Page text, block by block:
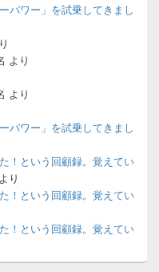
パワー」を試乗してきまし
より
より
パワー」を試乗してきまし
！という回顧録。覚えてい
より
！という回顧録。覚えてい
！という回顧録。覚えてい